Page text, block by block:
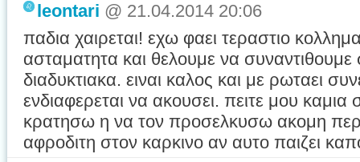
leontari @ 21.04.2014 20:06
παδια χαιρεται! εχω φαει τεραστιο
ασταματητα και θελουμε να συναντιθουμε
διαδυκτιακα. ειναι καλος και με ρωταει
ενδιαφερεται να ακουσει. πειτε μου
κρατησω η να τον προσελκυσω ακομη
αφροδιτη στον καρκινο αν αυτο παιζει